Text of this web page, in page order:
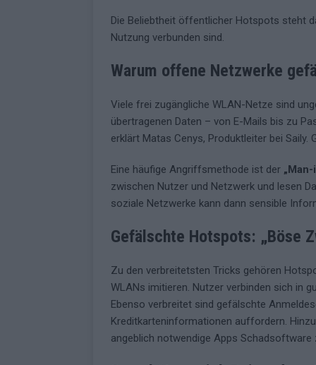
Die Beliebtheit öffentlicher Hotspots steht
Nutzung verbunden sind.
Warum offene Netzwerke
Viele frei zugängliche WLAN-Netze sind
übertragenen Daten – von E-Mails bis zu
erklärt Matas Cenys, Produktleiter bei Saily.
Eine häufige Angriffsmethode ist der
zwischen Nutzer und Netzwerk und lesen
soziale Netzwerke kann dann sensible
Gefälschte Hotspots: „Böse
Zu den verbreitetsten Tricks gehören
WLANs imitieren. Nutzer verbinden sich in
Ebenso verbreitet sind gefälschte
Kreditkarteninformationen auffordern.
angeblich notwendige Apps Schadsoftware